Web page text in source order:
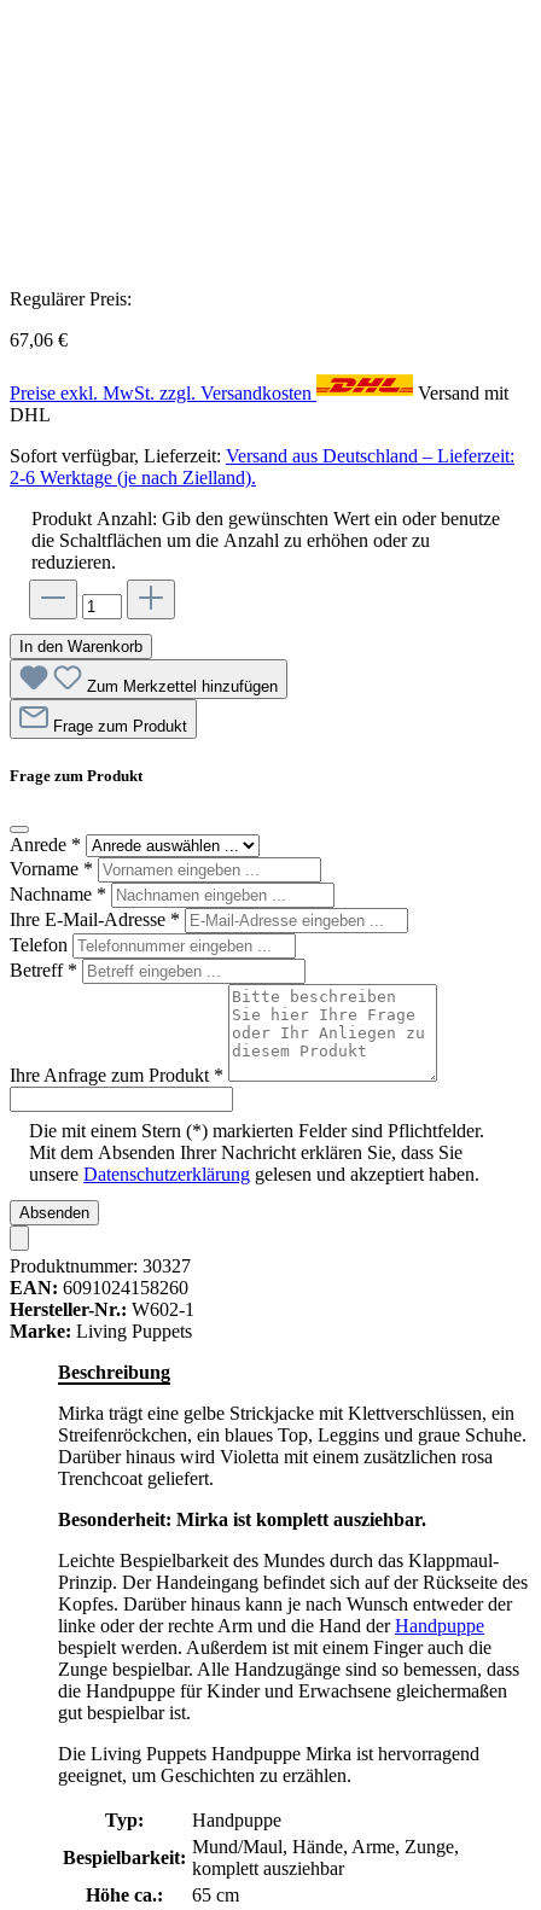
Regulärer Preis:
67,06 €
Preise exkl. MwSt. zzgl. Versandkosten
Versand mit
DHL
Sofort verfügbar, Lieferzeit: Versand aus Deutschland – Lieferzeit:
2-6 Werktage (je nach Zielland).
Produkt Anzahl: Gib den gewünschten Wert ein oder benutze
die Schaltflächen um die Anzahl zu erhöhen oder zu
reduzieren.
In den Warenkorb
Zum Merkzettel hinzufügen
Frage zum Produkt
Frage zum Produkt
Anrede *
Vorname *
Nachname *
Ihre E-Mail-Adresse *
Telefon
Betreff *
Ihre Anfrage zum Produkt *
Die mit einem Stern (*) markierten Felder sind Pflichtfelder.
Mit dem Absenden Ihrer Nachricht erklären Sie, dass Sie
unsere Datenschutzerklärung gelesen und akzeptiert haben.
Absenden
Produktnummer: 30327
EAN: 6091024158260
Hersteller-Nr.: W602-1
Marke: Living Puppets
Beschreibung
Mirka trägt eine gelbe Strickjacke mit Klettverschlüssen, ein
Streifenröckchen, ein blaues Top, Leggins und graue Schuhe.
Darüber hinaus wird Violetta mit einem zusätzlichen rosa
Trenchcoat geliefert.
Besonderheit: Mirka ist komplett ausziehbar.
Leichte Bespielbarkeit des Mundes durch das Klappmaul-
Prinzip. Der Handeingang befindet sich auf der Rückseite des
Kopfes. Darüber hinaus kann je nach Wunsch entweder der
linke oder der rechte Arm und die Hand derHandpuppe
bespielt werden. Außerdem ist mit einem Finger auch die
Zunge bespielbar. Alle Handzugänge sind so bemessen, dass
die Handpuppe für Kinder und Erwachsene gleichermaßen
gut bespielbar ist.
Die Living Puppets Handpuppe Mirka ist hervorragend
geeignet, um Geschichten zu erzählen.
Typ:
Handpuppe
Bespielbarkeit:
Mund/Maul, Hände, Arme, Zunge,
komplett ausziehbar
Höhe ca.:
65 cm